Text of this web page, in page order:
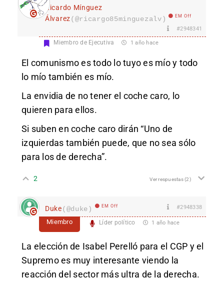
Ricardo Mínguez
Álvarez(@ricargo85minguezalv) EM Off
#2948341
Miembro de Ejecutiva 1 año hace
El comunismo es todo lo tuyo es mío y todo
lo mío también es mío.
La envidia de no tener el coche caro, lo
quieren para ellos.
Si suben en coche caro dirán “Uno de
izquierdas también puede, que no sea sólo
para los de derecha”.
2 Ver respuestas(2)
Duke(@duke) EM Off #2948338
Miembro Líder político 1 año hace
La elección de Isabel Perelló para el CGP y el
Supremo es muy interesante viendo la
reacción del sector más ultra de la derecha.